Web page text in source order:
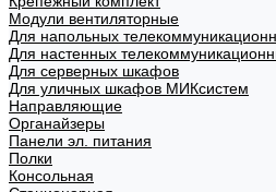
Модули вентиляторные
Для напольных
Для настенных
Для серверных шкафов
Для уличных шкафов МИКсистем
Направляющие
Органайзеры
Панели эл. питания
Полки
Консольная